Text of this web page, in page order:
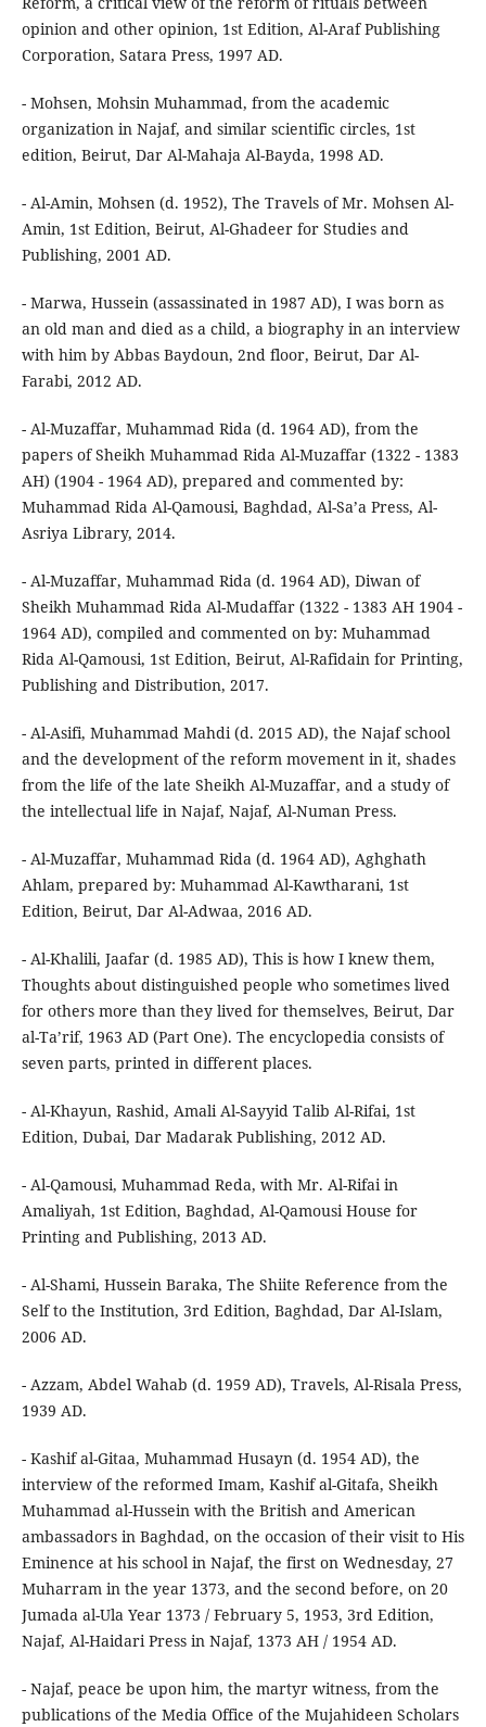
opinion and other opinion, 1st Edition, Al-Araf Publishing
Corporation, Satara Press, 1997 AD.
- Mohsen, Mohsin Muhammad, from the academic
organization in Najaf, and similar scientific circles, 1st
edition, Beirut, Dar Al-Mahaja Al-Bayda, 1998 AD.
- Al-Amin, Mohsen (d. 1952), The Travels of Mr. Mohsen Al-
Amin, 1st Edition, Beirut, Al-Ghadeer for Studies and
Publishing, 2001 AD.
- Marwa, Hussein (assassinated in 1987 AD), I was born as
an old man and died as a child, a biography in an interview
with him by Abbas Baydoun, 2nd floor, Beirut, Dar Al-
Farabi, 2012 AD.
- Al-Muzaffar, Muhammad Rida (d. 1964 AD), from the
papers of Sheikh Muhammad Rida Al-Muzaffar (1322 - 1383
AH) (1904 - 1964 AD), prepared and commented by:
Muhammad Rida Al-Qamousi, Baghdad, Al-Sa’a Press, Al-
Asriya Library, 2014.
- Al-Muzaffar, Muhammad Rida (d. 1964 AD), Diwan of
Sheikh Muhammad Rida Al-Mudaffar (1322 - 1383 AH 1904 -
1964 AD), compiled and commented on by: Muhammad
Rida Al-Qamousi, 1st Edition, Beirut, Al-Rafidain for Printing,
Publishing and Distribution, 2017.
- Al-Asifi, Muhammad Mahdi (d. 2015 AD), the Najaf school
and the development of the reform movement in it, shades
from the life of the late Sheikh Al-Muzaffar, and a study of
the intellectual life in Najaf, Najaf, Al-Numan Press.
- Al-Muzaffar, Muhammad Rida (d. 1964 AD), Aghghath
Ahlam, prepared by: Muhammad Al-Kawtharani, 1st
Edition, Beirut, Dar Al-Adwaa, 2016 AD.
- Al-Khalili, Jaafar (d. 1985 AD), This is how I knew them,
Thoughts about distinguished people who sometimes lived
for others more than they lived for themselves, Beirut, Dar
al-Ta’rif, 1963 AD (Part One). The encyclopedia consists of
seven parts, printed in different places.
- Al-Khayun, Rashid, Amali Al-Sayyid Talib Al-Rifai, 1st
Edition, Dubai, Dar Madarak Publishing, 2012 AD.
- Al-Qamousi, Muhammad Reda, with Mr. Al-Rifai in
Amaliyah, 1st Edition, Baghdad, Al-Qamousi House for
Printing and Publishing, 2013 AD.
- Al-Shami, Hussein Baraka, The Shiite Reference from the
Self to the Institution, 3rd Edition, Baghdad, Dar Al-Islam,
2006 AD.
- Azzam, Abdel Wahab (d. 1959 AD), Travels, Al-Risala Press,
1939 AD.
- Kashif al-Gitaa, Muhammad Husayn (d. 1954 AD), the
interview of the reformed Imam, Kashif al-Gitafa, Sheikh
Muhammad al-Hussein with the British and American
ambassadors in Baghdad, on the occasion of their visit to His
Eminence at his school in Najaf, the first on Wednesday, 27
Muharram in the year 1373, and the second before, on 20
Jumada al-Ula Year 1373 / February 5, 1953, 3rd Edition,
Najaf, Al-Haidari Press in Najaf, 1373 AH / 1954 AD.
- Najaf, peace be upon him, the martyr witness, from the
publications of the Media Office of the Mujahideen Scholars